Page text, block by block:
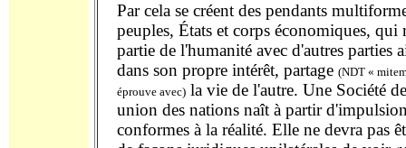
Par cela se créent des pendants
peuples, États et corps économiques, qui
partie de l'humanité avec d'autres parties
dans son propre intérêt, partage(NDT «
éprouve avec) la vie de l'autre. Une Société
union des nations naît à partir
conformes à la réalité. Elle ne devra pas